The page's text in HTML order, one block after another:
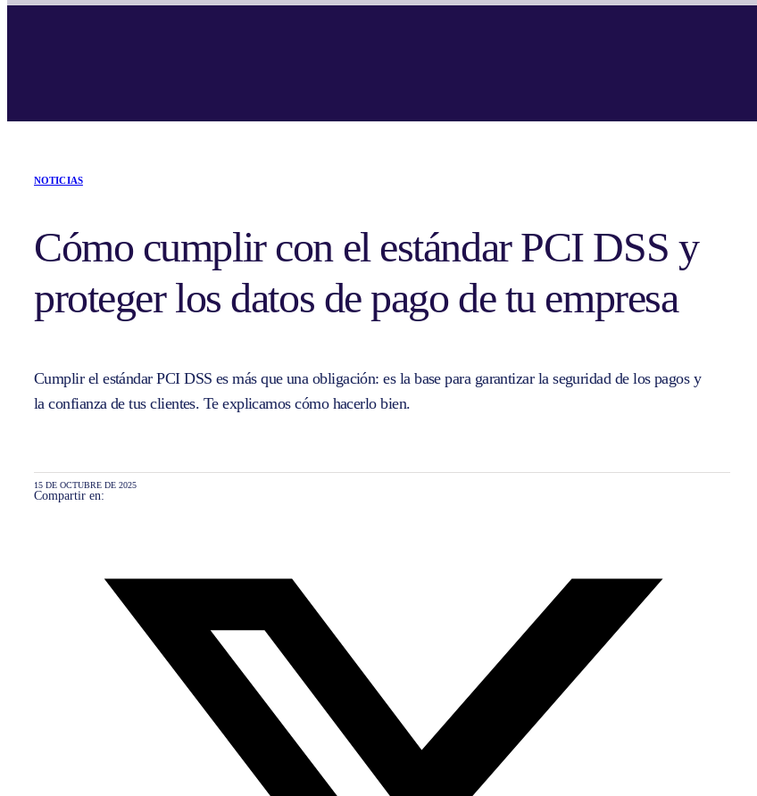
NOTICIAS
Cómo cumplir con el estándar PCI DSS y
proteger los datos de pago de tu empresa
Cumplir el estándar PCI DSS es más que una obligación: es la base para garantizar la seguridad de los pagos y
la confianza de tus clientes. Te explicamos cómo hacerlo bien.
15 DE OCTUBRE DE 2025
Compartir en: